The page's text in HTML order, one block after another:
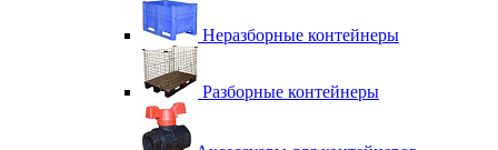
Неразборные контейнеры
Разборные контейнеры